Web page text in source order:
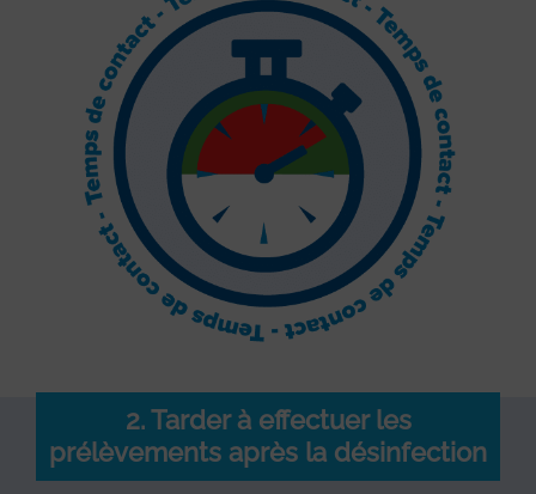
2. Tarder à effectuer les
prélèvements après la désinfection